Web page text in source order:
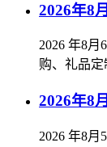
2026年8
2026 年8
购、礼品
2026年8
2026 年8